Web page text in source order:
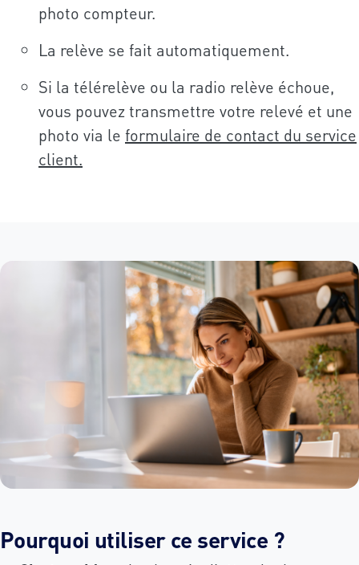
photo compteur.
La relève se fait automatiquement.
Si la télérelève ou la radio relève échoue,
vous pouvez transmettre votre relevé et une
photo via le formulaire de contact du service
client.
Pourquoi utiliser ce service ?